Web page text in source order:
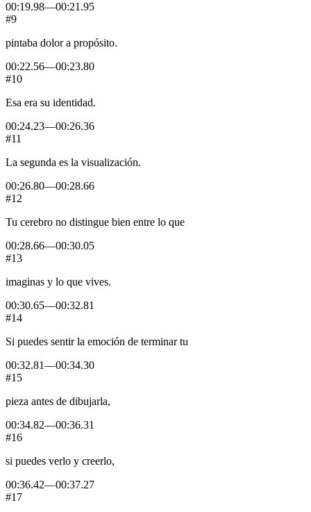
00:19.98—00:21.95
#9
pintaba dolor a propósito.
00:22.56—00:23.80
#10
Esa era su identidad.
00:24.23—00:26.36
#11
La segunda es la visualización.
00:26.80—00:28.66
#12
Tu cerebro no distingue bien entre lo que
00:28.66—00:30.05
#13
imaginas y lo que vives.
00:30.65—00:32.81
#14
Si puedes sentir la emoción de terminar tu
00:32.81—00:34.30
#15
pieza antes de dibujarla,
00:34.82—00:36.31
#16
si puedes verlo y creerlo,
00:36.42—00:37.27
#17